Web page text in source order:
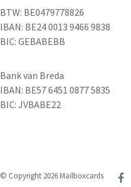
BTW: BE0479778826
IBAN: BE24 0013 9466 9838
BIC: GEBABEBB
Bank van Breda
IBAN: BE57 6451 0877 5835
BIC: JVBABE22
© Copyright 2026 Mailboxcards